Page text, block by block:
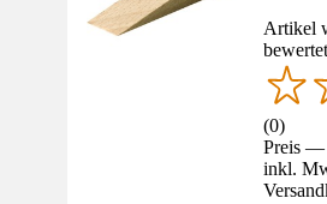
Artikel
(0)
Preis —
inkl.